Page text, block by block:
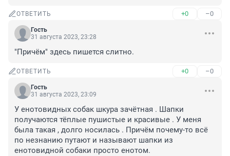
ОТВЕТИТЬ +0 –0
Гость
31 августа 2023, 23:28
"Причём" здесь пишется слитно.
ОТВЕТИТЬ +0 –0
Гость
31 августа 2023, 23:09
У енотовидных собак шкура зачётная . Шапки
получаются тёплые пушистые и красивые . У меня
была такая , долго носилась . Причём почему-то всё
по незнанию путают и называют шапки из
енотовидной собаки просто енотом.